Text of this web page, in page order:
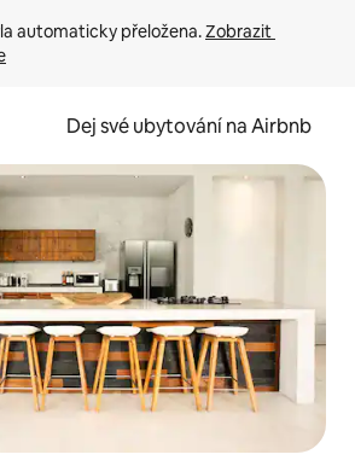
automaticky přeložena. Zobrazit
Dej své ubytování na Airbnb